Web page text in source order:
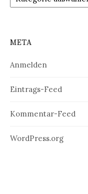
META
Anmelden
Eintrags-Feed
Kommentar-Feed
WordPress.org